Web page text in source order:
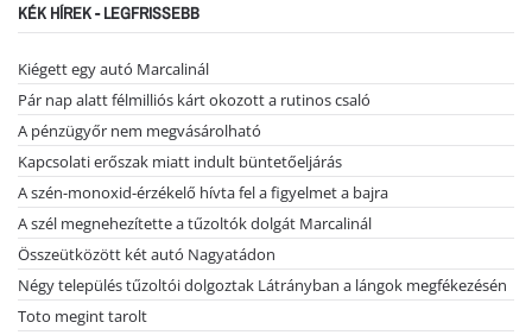
KÉK HÍREK - LEGFRISSEBB
Kiégett egy autó Marcalinál
Pár nap alatt félmilliós kárt okozott a rutinos csaló
A pénzügyőr nem megvásárolható
Kapcsolati erőszak miatt indult büntetőeljárás
A szén-monoxid-érzékelő hívta fel a figyelmet a bajra
A szél megnehezítette a tűzoltók dolgát Marcalinál
Összeütközött két autó Nagyatádon
Négy település tűzoltói dolgoztak Látrányban a lángok megfékezésén
Toto megint tarolt